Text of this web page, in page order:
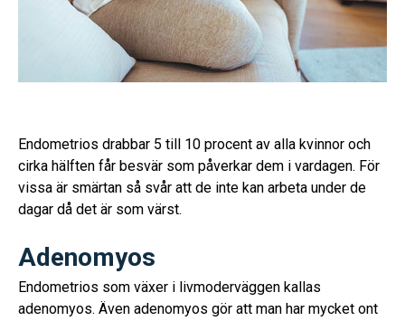
Endometrios drabbar 5 till 10 procent av alla kvinnor och
cirka hälften får besvär som påverkar dem i vardagen. För
vissa är smärtan så svår att de inte kan arbeta under de
dagar då det är som värst.
Adenomyos
Endometrios som växer i livmoderväggen kallas
adenomyos. Även adenomyos gör att man har mycket ont